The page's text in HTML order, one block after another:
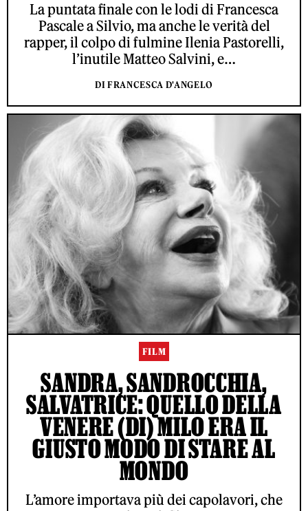
La puntata finale con le lodi di Francesca
Pascale a Silvio, ma anche le verità del
rapper, il colpo di fulmine Ilenia Pastorelli,
l’inutile Matteo Salvini, e…
DI FRANCESCA D'ANGELO
FILM
SANDRA, SANDROCCHIA,
SALVATRICE: QUELLO DELLA
VENERE (DI) MILO ERA IL
GIUSTO MODO DI STARE AL
MONDO
L’amore importava più dei capolavori, che